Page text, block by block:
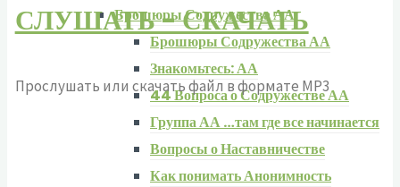
Брошюры Содружества АА
Брошюры Содружества АА
Знакомьтесь: АА
44 Вопроса о Содружестве АА
Группа АА …там где все начинается
Вопросы о Наставничестве
Как понимать Анонимность
СЛУШАТЬ - СКАЧАТЬ
Прослушать или скачать файл в формате MP3